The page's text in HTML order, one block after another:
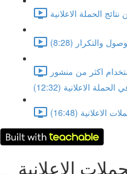
والتكرار (8:28)
اكثر من منشور
الحملة الاعلانية (12:32)
الاعلانية (16:48)